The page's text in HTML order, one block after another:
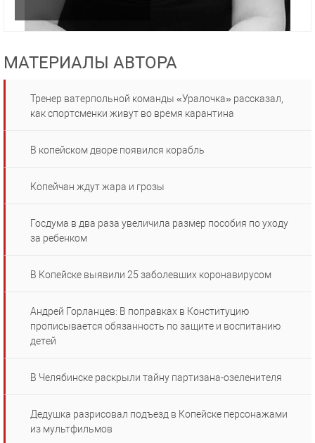
МАТЕРИАЛЫ АВТОРА
Тренер ватерпольной команды «Уралочка» рассказал,
как спортсменки живут во время карантина
В копейском дворе появился корабль
Копейчан ждут жара и грозы
Госдума в два раза увеличила размер пособия по уходу
за ребенком
В Копейске выявили 25 заболевших коронавирусом
Андрей Горланцев: В поправках в Конституцию
прописывается обязанность по защите и воспитанию
детей
В Челябинске раскрыли тайну партизана-озеленителя
Дедушка разрисовал подъезд в Копейске персонажами
из мультфильмов